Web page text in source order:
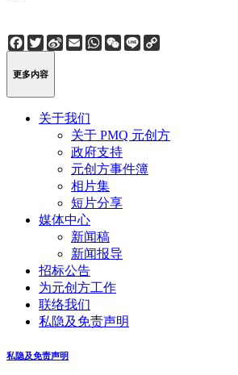
Facebook
Twitter
Sina
Weibo
EmailWhatsApp
WeChat
Line
更多内容
关于我们
关于 PMQ 元创方
政府支持
元创方事件簿
相片集
短片分享
媒体中心
新闻稿
新闻报导
招标公告
为元创方工作
联络我们
私隐及免责声明
私隐及免责声明